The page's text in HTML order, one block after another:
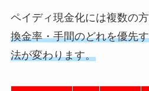
ペイディ現金化には複数の方
換金率・手間のどれを優先
法が変わります。